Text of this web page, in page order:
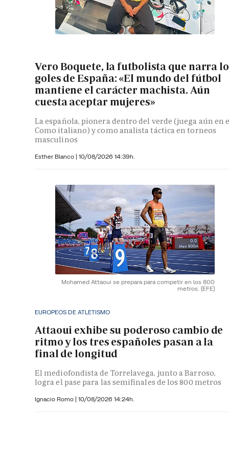
Vero Boquete, la futbolista que narra
goles de España: «El mundo del fútbol
mantiene el carácter machista. Aún
cuesta aceptar mujeres»
La española, pionera dentro del verde (juega aún en
Como italiano) y como analista táctica en torneos
masculinos
Esther Blanco | 10/08/2026 14:39h.
Mohamed Attaoui se prepara para competir en los 800
metros. (EFE)
EUROPEOS DE ATLETISMO
Attaoui exhibe su poderoso cambio de
ritmo y los tres españoles pasan a la
final de longitud
El mediofondista de Torrelavega, junto a Barroso,
logra el pase para las semifinales de los 800 metros
Ignacio Romo | 10/08/2026 14:24h.